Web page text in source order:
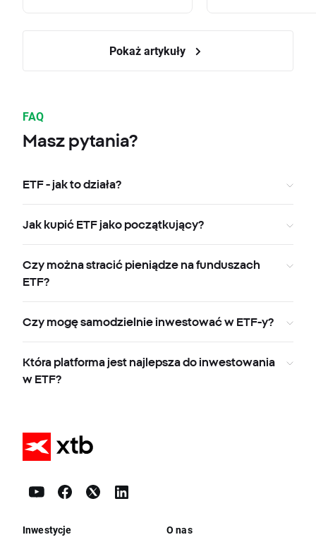
Pokaż artykuły
FAQ
Masz pytania?
ETF - jak to działa?
Jak kupić ETF jako początkujący?
Czy można stracić pieniądze na funduszach
ETF?
Czy mogę samodzielnie inwestować w ETF-y?
Która platforma jest najlepsza do inwestowania
w ETF?
Inwestycje O nas